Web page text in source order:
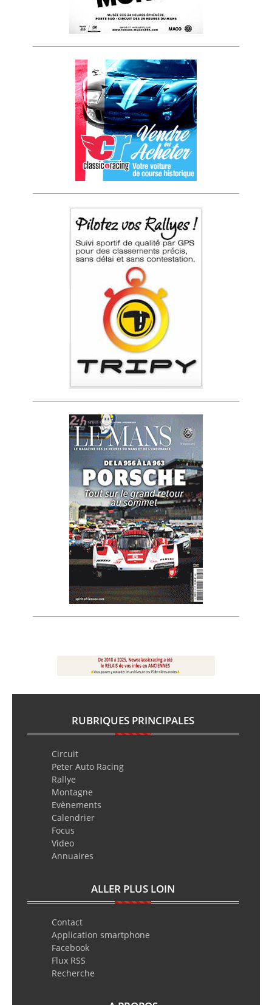
RUBRIQUES PRINCIPALES
Circuit
Peter Auto Racing
Rallye
Montagne
Evènements
Calendrier
Focus
Video
Annuaires
ALLER PLUS LOIN
Contact
Application smartphone
Facebook
Flux RSS
Recherche